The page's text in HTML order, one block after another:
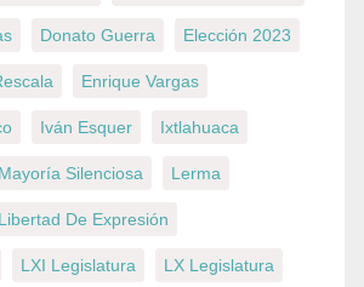
Donato Guerra Elección 2023
Enrique Vargas
Iván Esquer Ixtlahuaca
Silenciosa Lerma
Libertad De Expresión
LXI Legislatura LX Legislatura